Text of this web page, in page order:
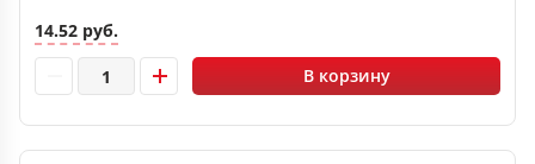
14.52 руб.
В корзину